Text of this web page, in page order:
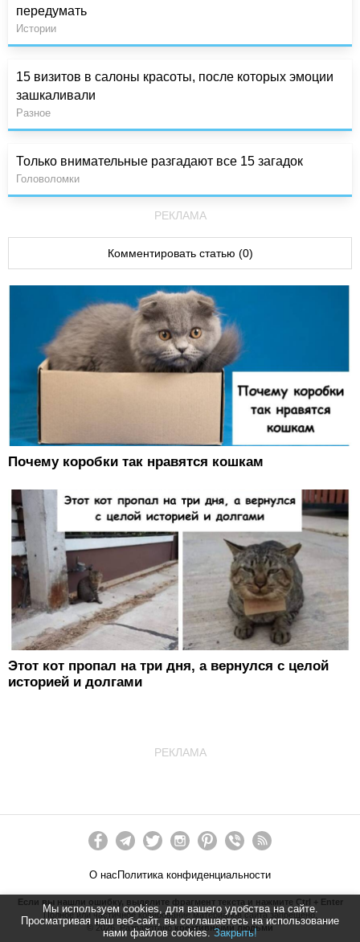
Мы используем cookies, для вашего удобства на сайте.
Просматривая наш веб-сайт, вы соглашаетесь на использование
нами файлов cookies. Закрыть!
передумать
Истории
15 визитов в салоны красоты, после которых эмоции
зашкаливали
Разное
Только внимательные разгадают все 15 загадок
Головоломки
РЕКЛАМА
Комментировать статью (0)
Почему коробки так нравятся кошкам
Этот кот пропал на три дня, а вернулся с целой
историей и долгами
РЕКЛАМА
О нас Политика конфиденциальности
Если вы нашли ошибку, выделите фрагмент текста и нажмите Ctrl + Enter
Полное или частичное копирование материалов сайта запрещено.
©2026 . Разработанокреативными людьми